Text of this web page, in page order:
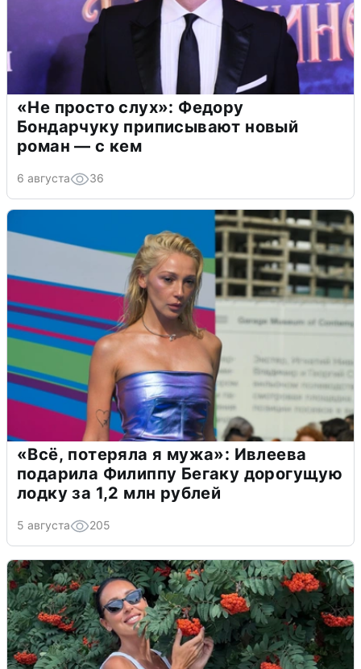
«Не просто слух»: Федору
Бондарчуку приписывают новый
роман — с кем
6 августа 36
«Всё, потеряла я мужа»: Ивлеева
подарила Филиппу Бегаку дорогущую
лодку за 1,2 млн рублей
5 августа 205